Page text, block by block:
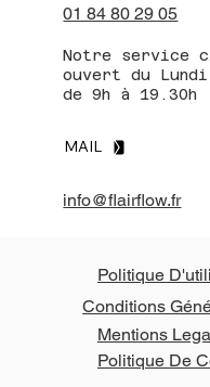
01 84 80 29 05
Notre service
ouvert du
de 9h à 19.30h
MAIL
info@flairflow.fr
Politique
Conditions
Mentions
Politique De